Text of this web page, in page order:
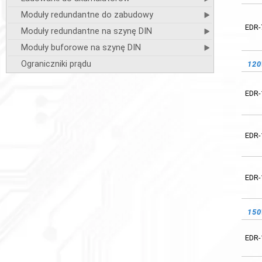
Moduły redundantne do zabudowy
Moduły redundantne na szynę DIN
Moduły buforowe na szynę DIN
Ograniczniki prądu